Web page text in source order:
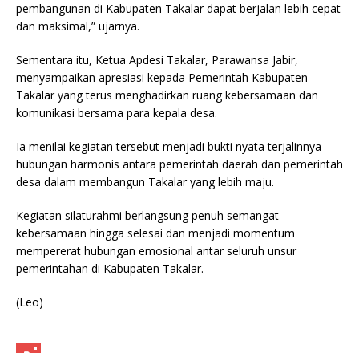
pembangunan di Kabupaten Takalar dapat berjalan lebih cepat
dan maksimal,” ujarnya.
Sementara itu, Ketua Apdesi Takalar, Parawansa Jabir,
menyampaikan apresiasi kepada Pemerintah Kabupaten
Takalar yang terus menghadirkan ruang kebersamaan dan
komunikasi bersama para kepala desa.
Ia menilai kegiatan tersebut menjadi bukti nyata terjalinnya
hubungan harmonis antara pemerintah daerah dan pemerintah
desa dalam membangun Takalar yang lebih maju.
Kegiatan silaturahmi berlangsung penuh semangat
kebersamaan hingga selesai dan menjadi momentum
mempererat hubungan emosional antar seluruh unsur
pemerintahan di Kabupaten Takalar.
(Leo)